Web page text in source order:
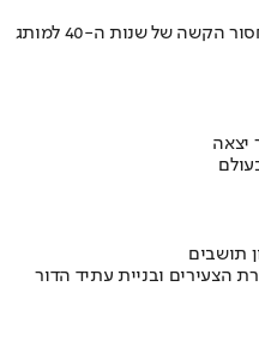
איך אסם הפכה את תקופת הצנע והמחסור הקשה של שנות ה-40 למותג
יצאה
הצעירים ובניית עתיד הדור